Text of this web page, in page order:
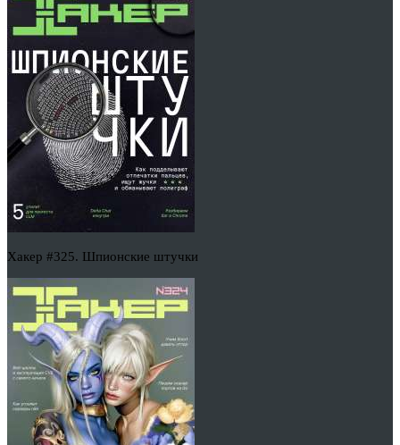
Хакер #325. Шпионские штучки